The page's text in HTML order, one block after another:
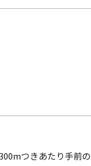
つきあたり手前